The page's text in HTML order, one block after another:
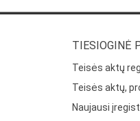
TIESIOGINĖ
Teisės aktų
Teisės aktų,
Naujausi